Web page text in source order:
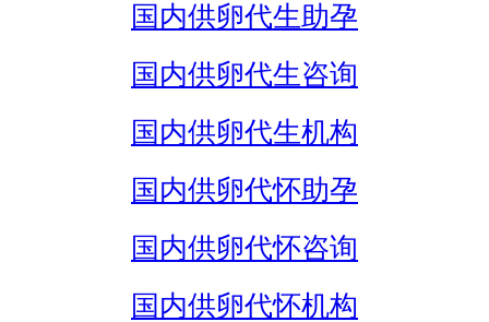
国内供卵代生助孕
国内供卵代生咨询
国内供卵代生机构
国内供卵代怀助孕
国内供卵代怀咨询
国内供卵代怀机构